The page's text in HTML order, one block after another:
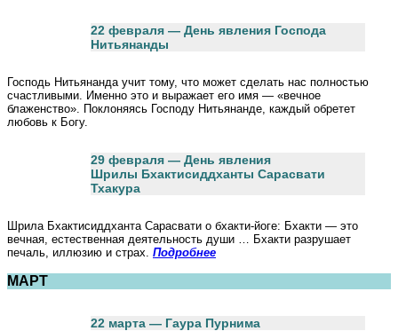
22 февраля — День явления Господа
Нитьянанды
Господь Нитьянанда учит тому, что может сделать нас полностью
счастливыми. Именно это и выражает его имя — «вечное
блаженство». Поклоняясь Господу Нитьянанде, каждый обретет
любовь к Богу.
29 февраля — День явления
Шрилы Бхактисиддханты Сарасвати
Тхакура
Шрила Бхактисиддханта Сарасвати о бхакти-йоге: Бхакти — это
вечная, естественная деятельность души … Бхакти разрушает
печаль, иллюзию и страх. Подробнее
МАРТ
22 марта — Гаура Пурнима